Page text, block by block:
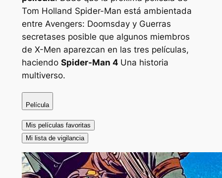
Tom Holland Spider-Man está ambientada
entre Avengers: DoomsdayyGuerras
secretases posible que algunos miembros
de X-Men aparezcan en las tres películas,
haciendo Spider-Man 4 Una historia
multiverso.
Película
Mis películas favoritas
Mi lista de vigilancia